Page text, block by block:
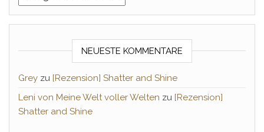
NEUESTE KOMMENTARE
Grey zu [Rezension] Shatter and Shine
Leni von Meine Welt voller Welten zu [Rezension]
Shatter and Shine